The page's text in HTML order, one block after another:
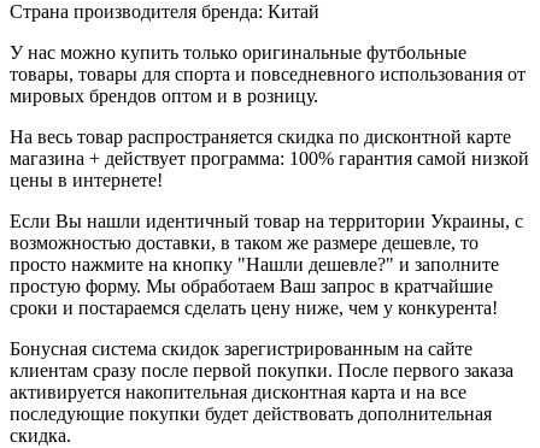
Страна производителя бренда: Китай
У нас можно купить только оригинальные футбольные
товары, товары для спорта и повседневного использования от
мировых брендов оптом и в розницу.
На весь товар распространяется скидка по дисконтной карте
магазина + действует программа: 100% гарантия самой низкой
цены в интернете!
Если Вы нашли идентичный товар на территории Украины, с
возможностью доставки, в таком же размере дешевле, то
просто нажмите на кнопку "Нашли дешевле?" и заполните
простую форму. Мы обработаем Ваш запрос в кратчайшие
сроки и постараемся сделать цену ниже, чем у конкурента!
Бонусная система скидок зарегистрированным на сайте
клиентам сразу после первой покупки. После первого заказа
активируется накопительная дисконтная карта и на все
последующие покупки будет действовать дополнительная
скидка.